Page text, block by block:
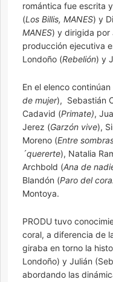
romántica fue escrita
(Los Billis, MANES) y
MANES) y dirigida por
producción ejecutiva
Londoño (Rebelión) y
En el elenco
de mujer), Sebastián
Cadavid (Primate),
Jerez (Garzón vive),
Moreno (Entre
´quererte), Natalia
Archbold (Ana de
Blandón (Paro del
Montoya.
PRODU tuvo
coral, a diferencia de
giraba en torno la
Londoño) y Julián
abordando las